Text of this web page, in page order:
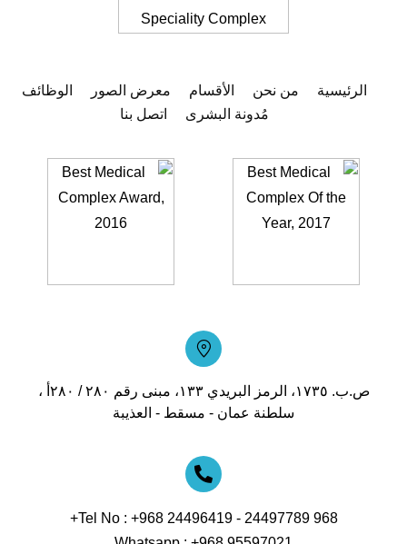
الرئيسية من نحن الأقسام معرض الصور
الوظائف
مُدونة البشرى
اتصل بنا
ص.ب. ١٧٣٥، الرمز البريدي ١٣٣، مبنى رقم ٢٨٠ / ٢٨٠أ ،
سلطنة عمان - مسقط - العذيبة
Tel No : +968 24496419 -24497789 968+